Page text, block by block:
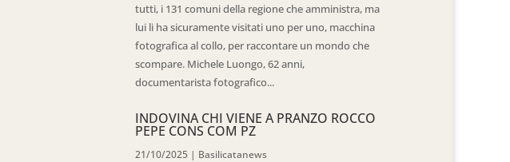
tutti, i 131 comuni della regione che amministra, ma
lui li ha sicuramente visitati uno per uno, macchina
fotografica al collo, per raccontare un mondo che
scompare. Michele Luongo, 62 anni,
documentarista fotografico...
INDOVINA CHI VIENE A PRANZO ROCCO
PEPE CONS COM PZ
21/10/2025 | Basilicatanews